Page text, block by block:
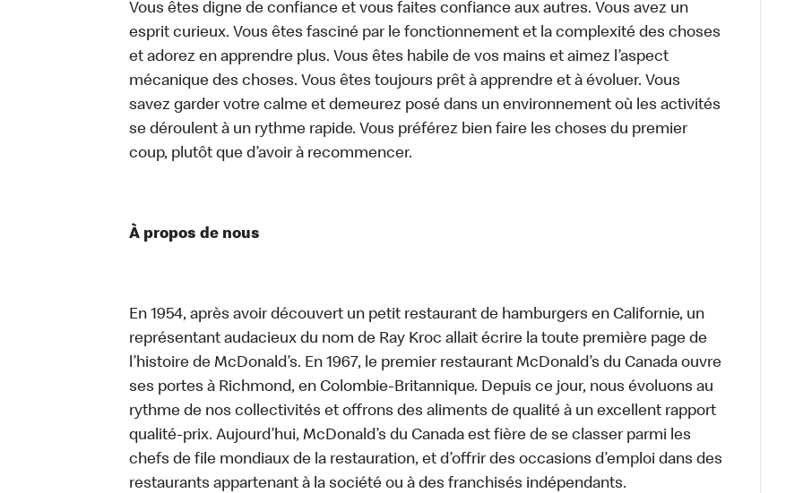
Vous êtes digne de confiance et vous faites confiance aux autres. Vous avez un
esprit curieux. Vous êtes fasciné par le fonctionnement et la complexité des choses
et adorez en apprendre plus. Vous êtes habile de vos mains et aimez l’aspect
mécanique des choses. Vous êtes toujours prêt à apprendre et à évoluer. Vous
savez garder votre calme et demeurez posé dans un environnement où les activités
se déroulent à un rythme rapide. Vous préférez bien faire les choses du premier
coup, plutôt que d’avoir à recommencer.
À propos de nous
En 1954, après avoir découvert un petit restaurant de hamburgers en Californie, un
représentant audacieux du nom de Ray Kroc allait écrire la toute première page de
l’histoire de McDonald’s. En 1967, le premier restaurant McDonald’s du Canada ouvre
ses portes à Richmond, en Colombie-Britannique. Depuis ce jour, nous évoluons au
rythme de nos collectivités et offrons des aliments de qualité à un excellent rapport
qualité-prix. Aujourd’hui, McDonald’s du Canada est fière de se classer parmi les
chefs de file mondiaux de la restauration, et d’offrir des occasions d’emploi dans des
restaurants appartenant à la société ou à des franchisés indépendants.